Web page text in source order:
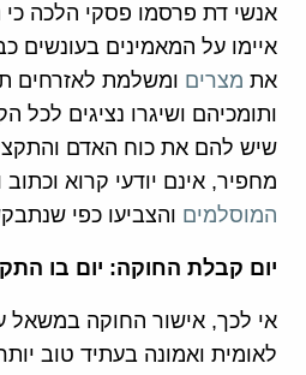
אנשי דת פרסמו פסקי הלכה
איימו על המאמינים בעונשים
את מצרים ומשלמת לאזרחים
ותומכיהם ושיגרו נציגים לכל
שיש להם את כוח האדם
מחפיר, אינם יודעי קרוא
המוסלמים והצביעו כפי
יום קבלת החוקה: יום בו
אי לכך, אישור החוקה במשאל
לאומית ואמונה בעתיד טוב